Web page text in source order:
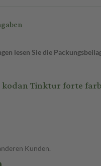
lesen Sie die
Tinktur forte
Kunden.